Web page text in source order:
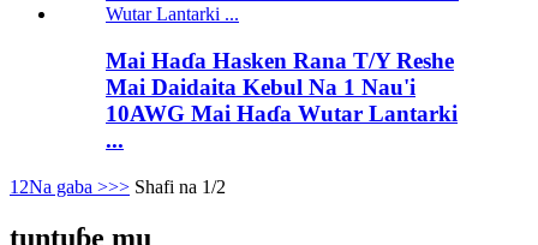
Mai Haɗa Hasken Rana T/Y Reshe
Mai Daidaita Kebul Na 1 Nau'i
10AWG Mai Haɗa Wutar Lantarki
...
1 2Na gaba >>> Shafi na 1/2
tuntuɓe mu